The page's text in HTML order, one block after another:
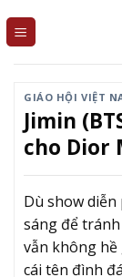
GIÁO HỘI VIỆT
Jimin
cho Dior
Dù show
sáng để
vẫn không
cái tên đình